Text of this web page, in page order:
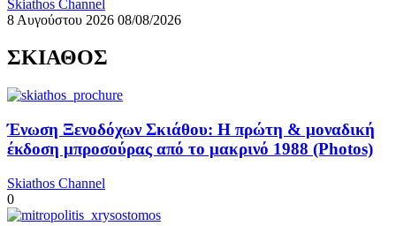
Skiathos Channel
8 Αυγούστου 2026 08/08/2026
ΣΚΙΑΘΟΣ
Ένωση Ξενοδόχων Σκιάθου: Η πρώτη & μοναδική
έκδοση μπροσούρας από το μακρινό 1988 (Photos)
Skiathos Channel
0